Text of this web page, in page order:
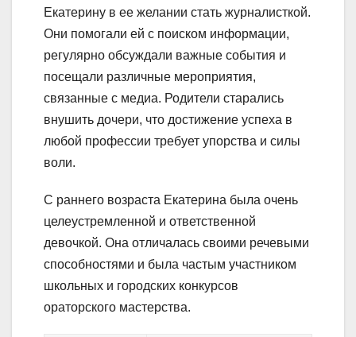
Екатерину в ее желании стать журналисткой.
Они помогали ей с поиском информации,
регулярно обсуждали важные события и
посещали различные мероприятия,
связанные с медиа. Родители старались
внушить дочери, что достижение успеха в
любой профессии требует упорства и силы
воли.
С раннего возраста Екатерина была очень
целеустремленной и ответственной
девочкой. Она отличалась своими речевыми
способностями и была частым участником
школьных и городских конкурсов
ораторского мастерства.